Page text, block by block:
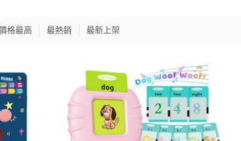
格最高 最熱銷 最新上架